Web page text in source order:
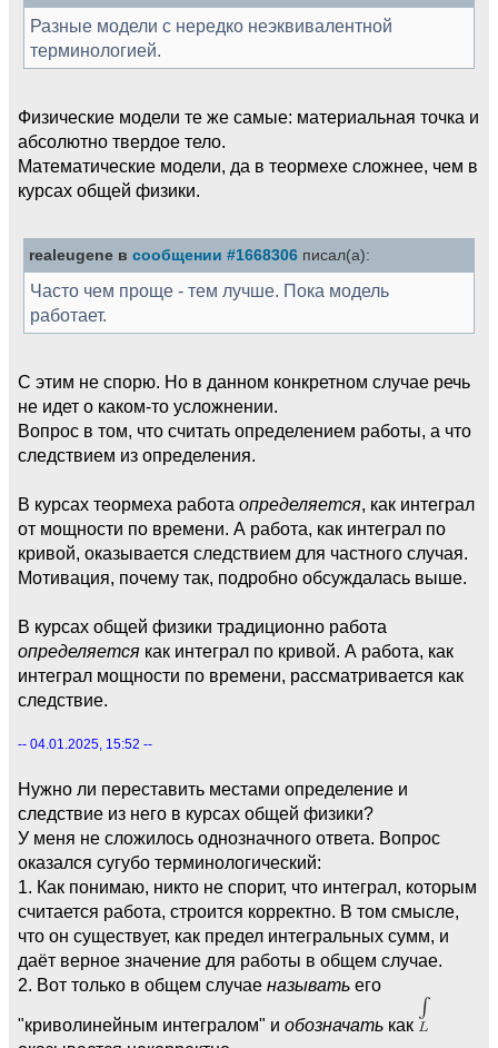
Разные модели с нередко неэквивалентной
терминологией.
Физические модели те же самые: материальная точка и
абсолютно твердое тело.
Математические модели, да в теормехе сложнее, чем в
курсах общей физики.
realeugene в сообщении #1668306 писал(а):
Часто чем проще - тем лучше. Пока модель
работает.
С этим не спорю. Но в данном конкретном случае речь
не идет о каком-то усложнении.
Вопрос в том, что считать определением работы, а что
следствием из определения.
В курсах теормеха работа определяется, как интеграл
от мощности по времени. А работа, как интеграл по
кривой, оказывается следствием для частного случая.
Мотивация, почему так, подробно обсуждалась выше.
В курсах общей физики традиционно работа
определяется как интеграл по кривой. А работа, как
интеграл мощности по времени, рассматривается как
следствие.
-- 04.01.2025, 15:52 --
Нужно ли переставить местами определение и
следствие из него в курсах общей физики?
У меня не сложилось однозначного ответа. Вопрос
оказался сугубо терминологический:
1. Как понимаю, никто не спорит, что интеграл, которым
считается работа, строится корректно. В том смысле,
что он существует, как предел интегральных сумм, и
даёт верное значение для работы в общем случае.
2. Вот только в общем случае называть его
"криволинейным интегралом" и обозначать как